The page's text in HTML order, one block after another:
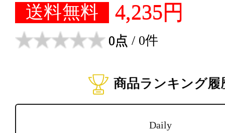
送料無料 4,235円
0点 / 0件
商品ランキング履
Daily